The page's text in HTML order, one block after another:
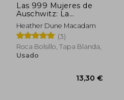
Las 999 Mujeres de
Auschwitz: La
Extraordinaria Historia
de las Jóvenes Judías
que Llegaron en el
Primer Tren a
Auschwitz (Best
Heather Dune Macadam
(3)
Roca Bolsillo, Tapa Blanda,
Usado